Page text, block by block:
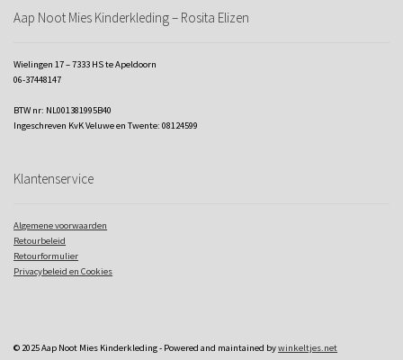
Aap Noot Mies Kinderkleding – Rosita Elizen
Wielingen 17 – 7333 HS te Apeldoorn
06-37448147
BTW nr: NL001381995B40
Ingeschreven KvK Veluwe en Twente: 08124599
Klantenservice
Algemene voorwaarden
Retourbeleid
Retourformulier
Privacybeleid en Cookies
© 2025 Aap Noot Mies Kinderkleding - Powered and maintained bywinkeltjes.net